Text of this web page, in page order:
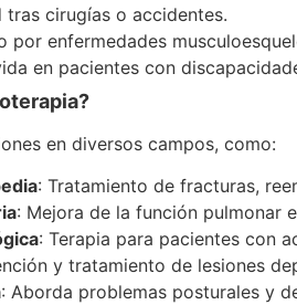
tras cirugías o accidentes.
por enfermedades
en pacientes con
en diversos campos, como:
: Tratamiento de fracturas,
: Mejora de la función pulmonar
: Terapia para pacientes con
y tratamiento de lesiones
: Aborda problemas posturales y